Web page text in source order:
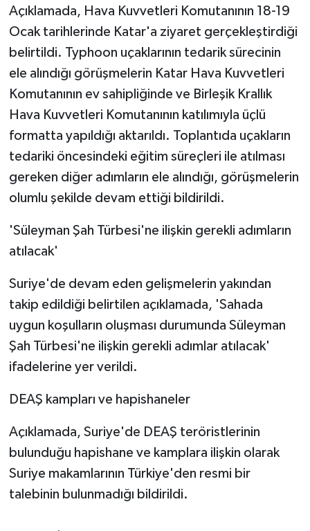
Açıklamada, Hava Kuvvetleri Komutanının 18-19
Ocak tarihlerinde Katar'a ziyaret gerçekleştirdiği
belirtildi. Typhoon uçaklarının tedarik sürecinin
ele alındığı görüşmelerin Katar Hava Kuvvetleri
Komutanının ev sahipliğinde ve Birleşik Krallık
Hava Kuvvetleri Komutanının katılımıyla üçlü
formatta yapıldığı aktarıldı. Toplantıda uçakların
tedariki öncesindeki eğitim süreçleri ile atılması
gereken diğer adımların ele alındığı, görüşmelerin
olumlu şekilde devam ettiği bildirildi.
'Süleyman Şah Türbesi'ne ilişkin gerekli adımların
atılacak'
Suriye'de devam eden gelişmelerin yakından
takip edildiği belirtilen açıklamada, 'Sahada
uygun koşulların oluşması durumunda Süleyman
Şah Türbesi'ne ilişkin gerekli adımlar atılacak'
ifadelerine yer verildi.
DEAŞ kampları ve hapishaneler
Açıklamada, Suriye'de DEAŞ teröristlerinin
bulunduğu hapishane ve kamplara ilişkin olarak
Suriye makamlarının Türkiye'den resmi bir
talebinin bulunmadığı bildirildi.